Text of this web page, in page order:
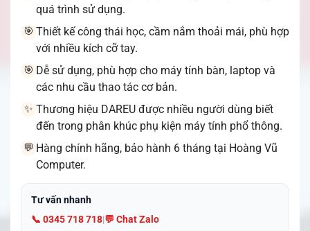
quá trình sử dụng.
🎯 Thiết kế công thái học, cầm nắm thoải mái, phù hợp
với nhiều kích cỡ tay.
🎯 Dễ sử dụng, phù hợp cho máy tính bàn, laptop và
các nhu cầu thao tác cơ bản.
✨ Thương hiệu DAREU được nhiều người dùng biết
đến trong phân khúc phụ kiện máy tính phổ thông.
💬 Hàng chính hãng, bảo hành 6 tháng tại Hoàng Vũ
Computer.
Tư vấn nhanh
📞 0345 718 718|💬 Chat Zalo